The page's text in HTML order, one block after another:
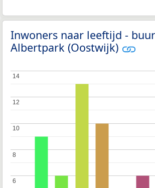
Inwoners naar leeftijd -
Albertpark (Oostwijk)
6
6
8
8
10
10
12
12
14
14